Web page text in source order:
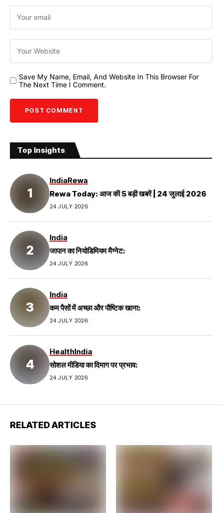
Save My Name, Email, And Website In This Browser For
The Next Time I Comment.
Top Insights
IndiaRewa
Rewa Today: आज की 5 बड़ी खबरें | 24 जुलाई 2026
24 JULY 2026
India
जापान का नियोडिमियम मैग्नेट:
24 JULY 2026
India
कम पैसों में अच्छा और पौष्टिक खाना:
24 JULY 2026
HealthIndia
सोशल मीडिया का दिमाग पर प्रभाव:
24 JULY 2026
RELATED ARTICLES